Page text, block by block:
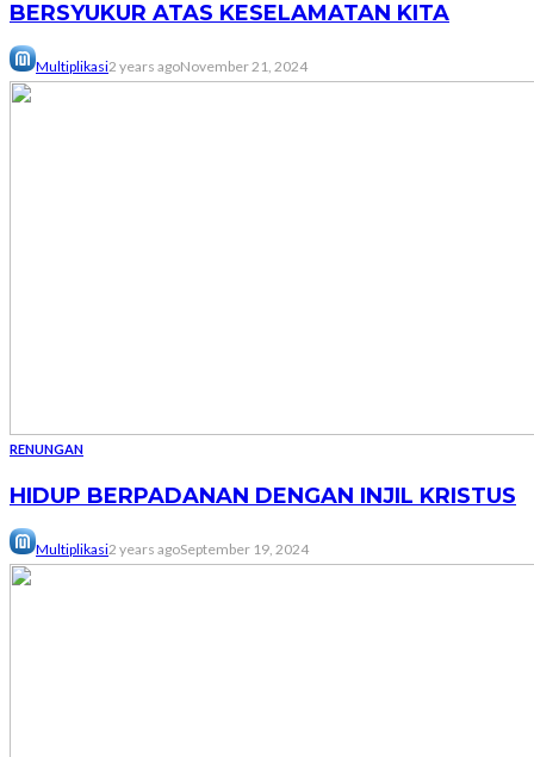
BERSYUKUR ATAS KESELAMATAN KITA
Multiplikasi2 years agoNovember 21, 2024
RENUNGAN
HIDUP BERPADANAN DENGAN INJIL KRISTUS
Multiplikasi2 years agoSeptember 19, 2024